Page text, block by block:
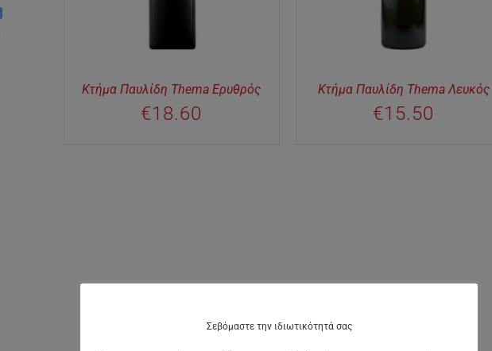
Κτήμα Παυλίδη Thema Ερυθρός
€18.60
Κτήμα Παυλίδη Thema Λευκός
€15.50
Σεβόμαστε την ιδιωτικότητά σας